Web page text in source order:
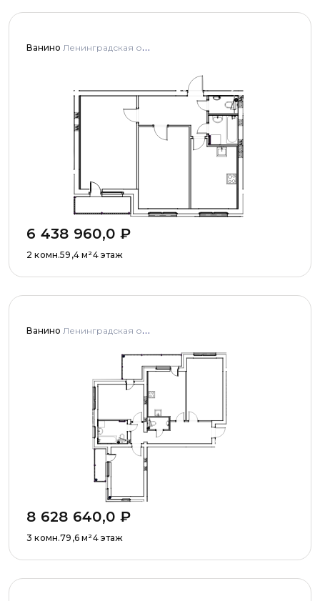
Ванино Ленинградская область, Ломоносовский муниципальный район, Низинское сельское поселение, деревня Узигонты, улица Прибалтийская, дома 4, 5 и улица Олимпийская, дом 5
6 438 960,0 ₽
2 комн.59,4 м²4 этаж
Ванино Ленинградская область, Ломоносовский муниципальный район, Низинское сельское поселение, деревня Узигонты, улица Прибалтийская, дома 4, 5 и улица Олимпийская, дом 5
8 628 640,0 ₽
3 комн.79,6 м²4 этаж